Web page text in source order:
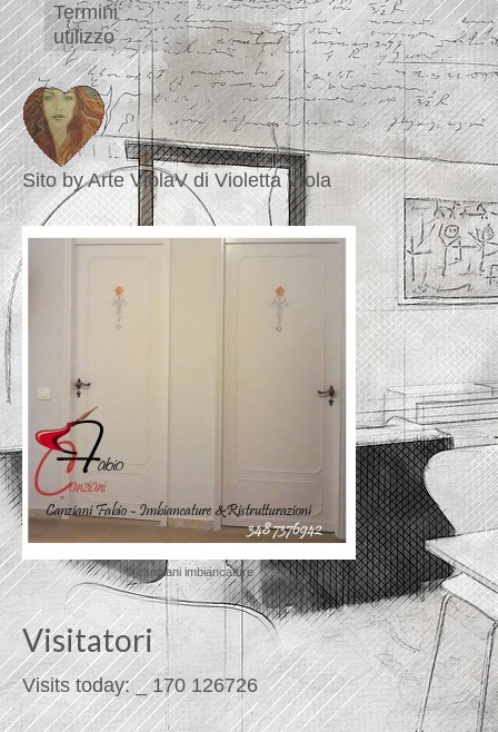
Termini
utilizzo
Sito by Arte ViolaV di Violetta Viola
© canziani imbiancature
Visitatori
Visits today: _ 170 126726